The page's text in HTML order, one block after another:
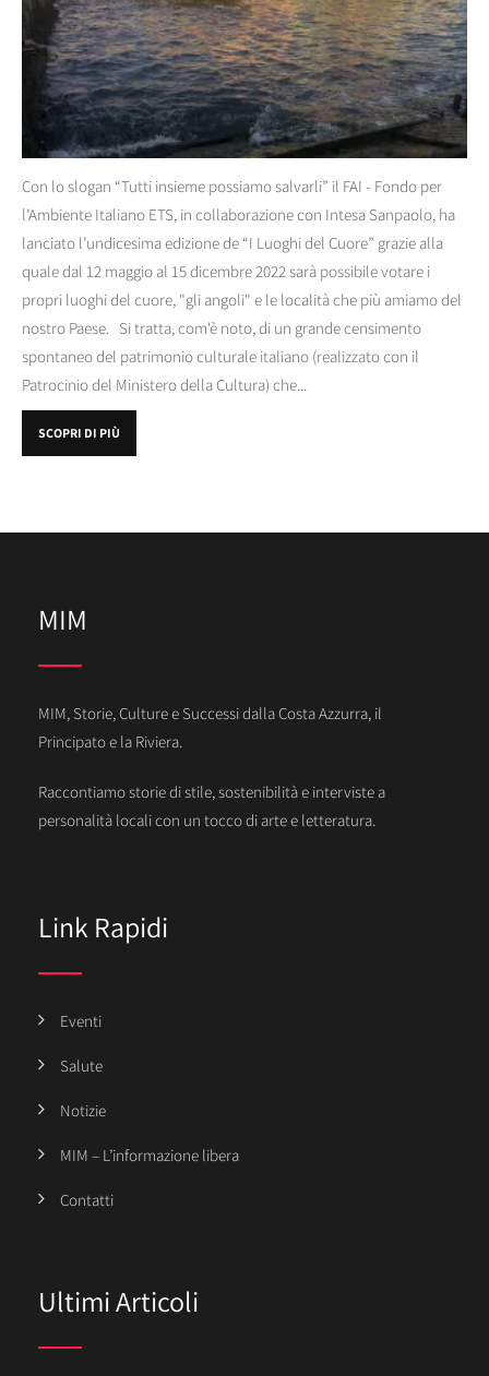
Con lo slogan “Tutti insieme possiamo salvarli” il FAI - Fondo per
l’Ambiente Italiano ETS, in collaborazione con Intesa Sanpaolo, ha
lanciato l’undicesima edizione de “I Luoghi del Cuore” grazie alla
quale dal 12 maggio al 15 dicembre 2022 sarà possibile votare i
propri luoghi del cuore, "gli angoli" e le località che più amiamo del
nostro Paese. Si tratta, com'è noto, di un grande censimento
spontaneo del patrimonio culturale italiano (realizzato con il
Patrocinio del Ministero della Cultura) che...
SCOPRI DI PIÙ
MIM
MIM, Storie, Culture e Successi dalla Costa Azzurra, il
Principato e la Riviera.
Raccontiamo storie di stile, sostenibilità e interviste a
personalità locali con un tocco di arte e letteratura.
Link Rapidi
Eventi
Salute
Notizie
MIM – L’informazione libera
Contatti
Ultimi Articoli